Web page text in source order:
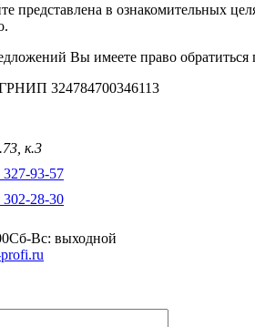
представлена в ознакомительных
Вы имеете право обратиться
324784700346113
к.3
93-57
28-30
Сб-Вс: выходной